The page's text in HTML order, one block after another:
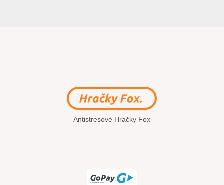
Antistresové Hračky Fox